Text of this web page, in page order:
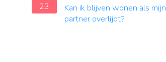
23
Kan ik blijven wonen als mijn
partner overlijdt?